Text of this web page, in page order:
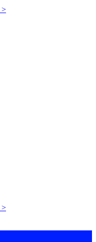
מידע נוסף >
מידע נוסף >